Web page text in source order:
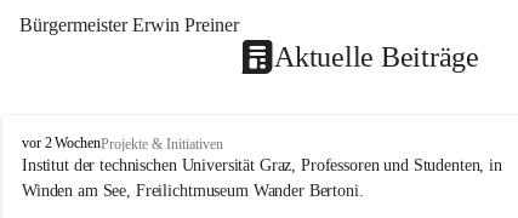
Bürgermeister Erwin Preiner
Aktuelle Beiträge
W
i
n
vor 2 WochenProjekte & Initiativen
Institut der technischen Universität Graz, Professoren und Studenten, in
Winden am See, Freilichtmuseum Wander Bertoni.